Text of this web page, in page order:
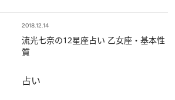
2018.12.14
流光七奈の12星座占い 乙女座・基本性
質
占い